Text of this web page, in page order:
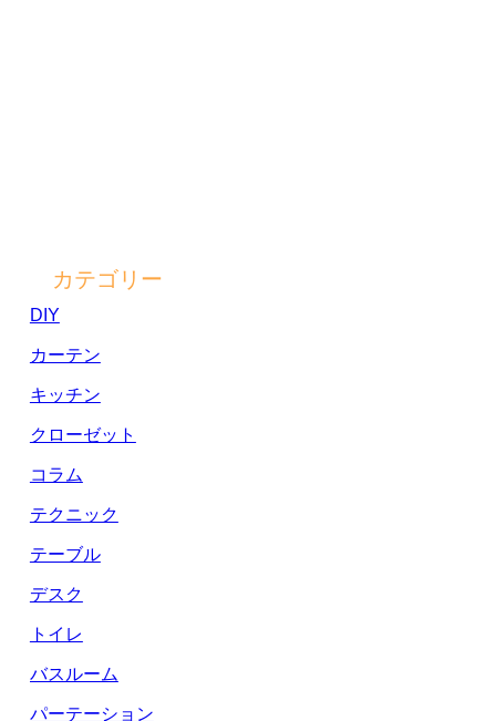
カテゴリー
DIY
カーテン
キッチン
クローゼット
コラム
テクニック
テーブル
デスク
トイレ
バスルーム
パーテーション